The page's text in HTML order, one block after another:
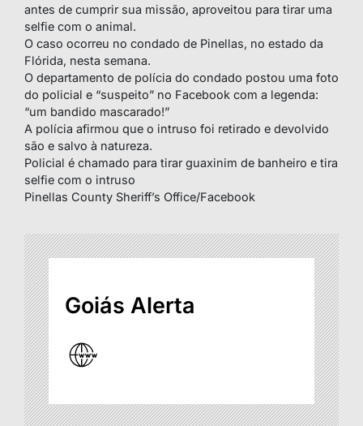
antes de cumprir sua missão, aproveitou para tirar uma
selfie com o animal.
O caso ocorreu no condado de Pinellas, no estado da
Flórida, nesta semana.
O departamento de polícia do condado postou uma foto
do policial e “suspeito” no Facebook com a legenda:
“um bandido mascarado!”
A polícia afirmou que o intruso foi retirado e devolvido
são e salvo à natureza.
Policial é chamado para tirar guaxinim de banheiro e tira
selfie com o intruso
Pinellas County Sheriff’s Office/Facebook
Goiás Alerta